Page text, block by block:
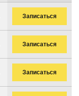
Записаться
Записаться
Записаться